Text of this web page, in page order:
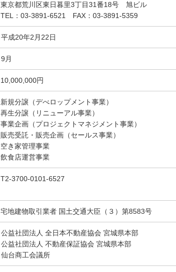
東京都荒川区東日暮里3丁目31番18号 旭ビル
TEL：03-3891-6521 FAX：03-3891-5359
平成20年2月22日
9月
10,000,000円
新規分譲（デべロップメント事業）
再生分譲（リニューアル事業）
事業企画（プロジェクトマネジメント事業）
販売受託・販売企画（セールス事業）
空き家管理事業
飲食店運営事業
T2-3700-0101-6527
宅地建物取引業者 国土交通大臣（３）第8583号
公益社団法人 全日本不動産協会 宮城県本部
公益社団法人 不動産保証協会 宮城県本部
仙台商工会議所